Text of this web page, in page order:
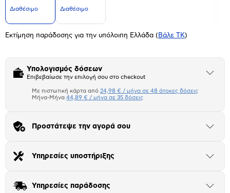
Διαθέσιμο Διαθέσιμο
Εκτίμηση παράδοσης για την υπόλοιπη Ελλάδα ( Βάλε ΤΚ)
Υπολογισμός δόσεων
Επιβεβαίωσε την επιλογή σου στο checkout
Άνοιξε
Πιστωτική κάρτα
Με πιστωτική κάρτα από 24,98 € / μήνα σε 48 άτοκες δόσεις
Μήνα-Μήνα 44,89 € / μήνα σε 35 δόσεις
Προστάτεψε την αγορά σου
Άνοιξε
Υπηρεσίες υποστήριξης
Άνοιξε
Υπηρεσίες παράδοσης
Άνοιξε